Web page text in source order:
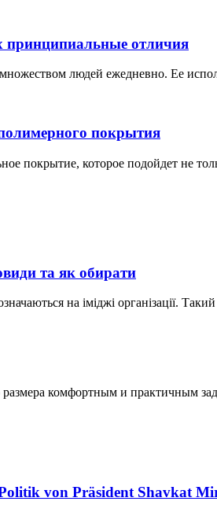
принципиальные отличия
людей ежедневно. Ее
покрытия
покрытие, которое подойдет не
та як обирати
на іміджі організації.
комфортным и практичным
von Präsident Shavkat